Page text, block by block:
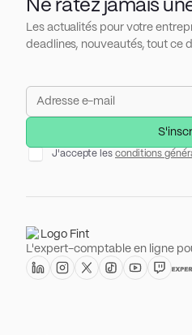
Ne ratez jamais
Les actualités pour votre
deadlines, nouveautés, tout ce
J'accepte les conditions
L'expert-comptable en ligne